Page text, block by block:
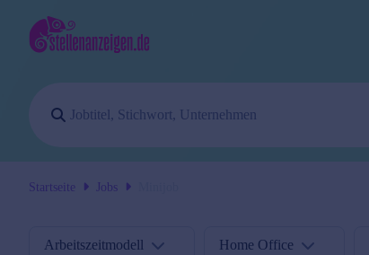
Startseite Jobs
Arbeitszeitmodell Home Office